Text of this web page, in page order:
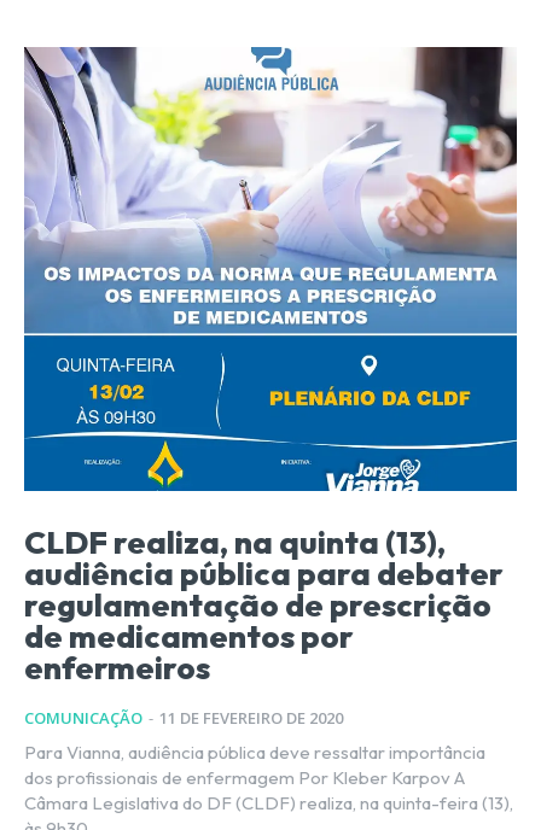
CLDF realiza, na quinta (13),
audiência pública para debater
regulamentação de prescrição
de medicamentos por
enfermeiros
COMUNICAÇÃO - 11 DE FEVEREIRO DE 2020
Para Vianna, audiência pública deve ressaltar importância
dos profissionais de enfermagem Por Kleber Karpov A
Câmara Legislativa do DF (CLDF) realiza, na quinta-feira (13),